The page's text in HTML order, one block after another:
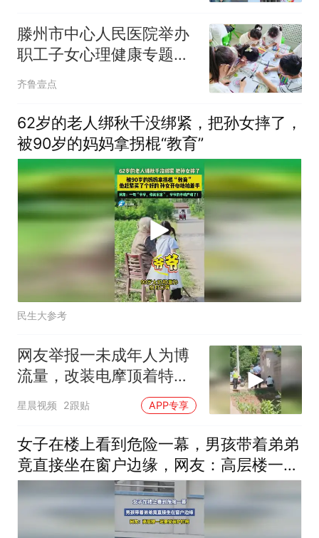
滕州市中心人民医院举办
职工子女心理健康专题课
堂
齐鲁壹点
62岁的老人绑秋千没绑紧，把孙女摔了，
被90岁的妈妈拿拐棍“教育”
民生大参考
网友举报一未成年人为博
流量，改装电摩顶着特警
车“烧胎”
星晨视频 2跟贴 APP专享
女子在楼上看到危险一幕，男孩带着弟弟
竟直接坐在窗户边缘，网友：高层楼一定
要安装护栏啊